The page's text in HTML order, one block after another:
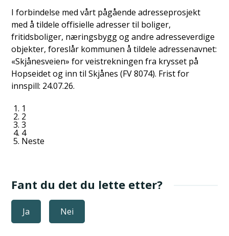
I forbindelse med vårt pågående adresseprosjekt
med å tildele offisielle adresser til boliger,
fritidsboliger, næringsbygg og andre adresseverdige
objekter, foreslår kommunen å tildele adressenavnet:
«Skjånesveien» for veistrekningen fra krysset på
Hopseidet og inn til Skjånes (FV 8074). Frist for
innspill: 24.07.26.
1
2
3
4
Neste
Fant du det du lette etter?
Ja Nei